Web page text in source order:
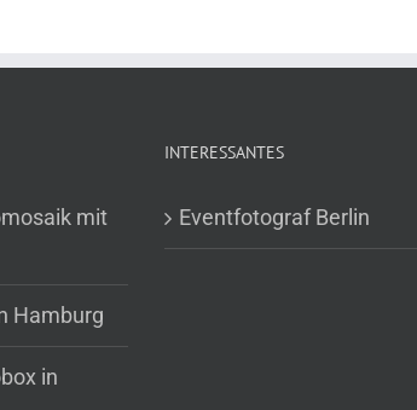
mit
Hamburg
in
INTERESSANTES
Eventfotograf Berlin